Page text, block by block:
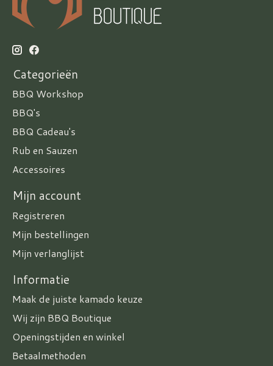
Categorieën
BBQ Workshop
BBQ's
BBQ Cadeau's
Rub en Sauzen
Accessoires
Mijn account
Registreren
Mijn bestellingen
Mijn verlanglijst
Informatie
Maak de juiste kamado keuze
Wij zijn BBQ Boutique
Openingstijden en winkel
Betaalmethoden